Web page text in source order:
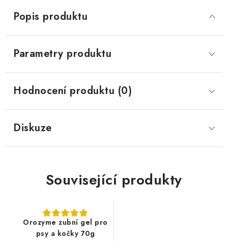
Popis produktu
Parametry produktu
Hodnocení produktu (0)
Diskuze
Související produkty
Orozyme zubní gel pro
psy a kočky 70g